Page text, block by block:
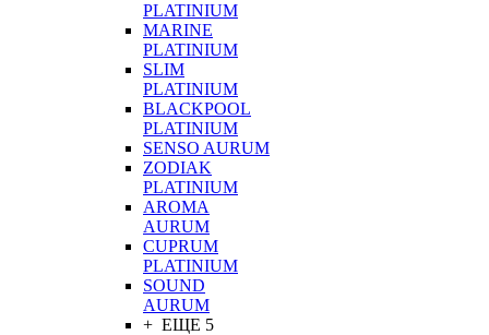
PLATINIUM
MARINE
PLATINIUM
SLIM
PLATINIUM
BLACKPOOL
PLATINIUM
SENSO AURUM
ZODIAK
PLATINIUM
AROMA
AURUM
CUPRUM
PLATINIUM
SOUND
AURUM
+ ЕЩЕ 5